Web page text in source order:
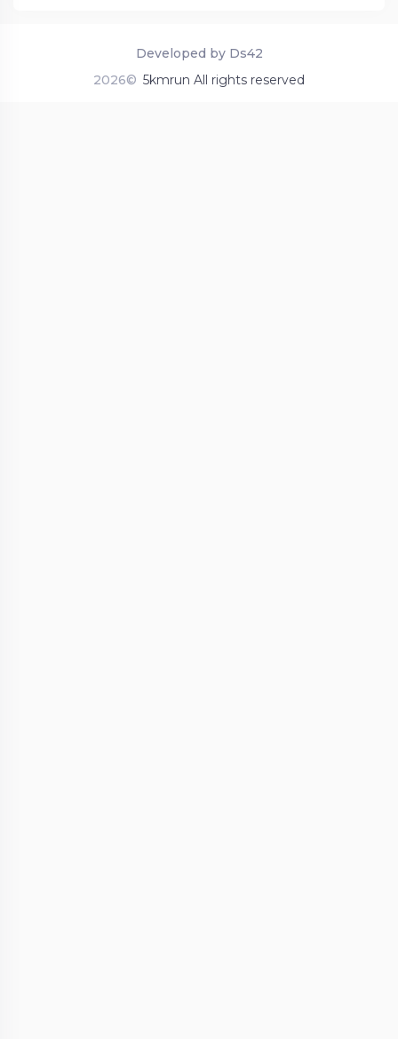
2026© 5kmrun All rights reserved
Developed by Ds42